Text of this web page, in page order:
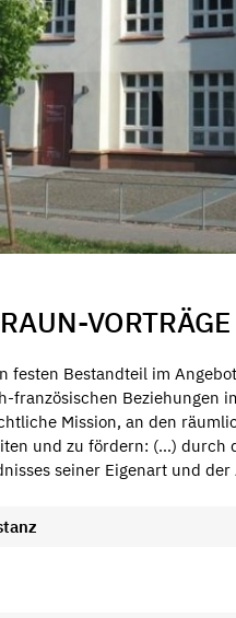
VORTRÄGE
festen Bestandteil im
französischen Beziehungen
Mission, an den
und zu fördern: (…) durch
seiner Eigenart und